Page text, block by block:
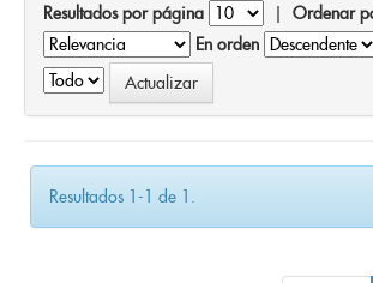
Resultados por página | Ordenar
En orden
Resultados 1-1 de 1.